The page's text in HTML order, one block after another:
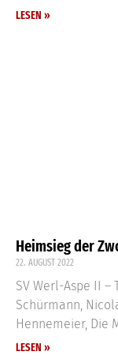
LESEN »
Heimsieg der
22. AUGUST 2022
SV Werl-Aspe II –
Schürmann,
Hennemeier, Die
LESEN »